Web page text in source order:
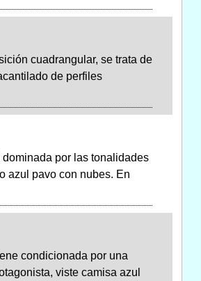
cuadrangular, se trata de
de perfiles
por las tonalidades
azul pavo con nubes. En
condicionada por una
viste camisa azul